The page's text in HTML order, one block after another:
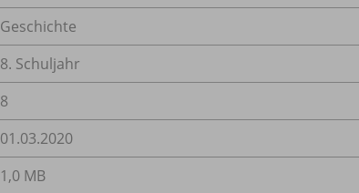
Geschichte
8. Schuljahr
8
01.03.2020
1,0 MB